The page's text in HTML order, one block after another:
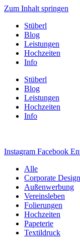
Zum Inhalt springen
Stüberl
Blog
Leistungen
Hochzeiten
Info
Stüberl
Blog
Leistungen
Hochzeiten
Info
Instagram Facebook
Alle
Corporate Design
Außenwerbung
Vereinsleben
Folierungen
Hochzeiten
Papeterie
Textildruck